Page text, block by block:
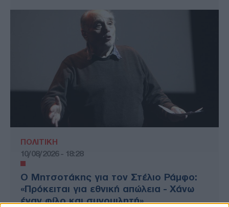
ΠΟΛΙΤΙΚΗ
10/08/2026 - 18:28
Ο Μητσοτάκης για τον Στέλιο Ράμφο:
«Πρόκειται για εθνική απώλεια - Χάνω
έναν φίλο και συνομιλητή»